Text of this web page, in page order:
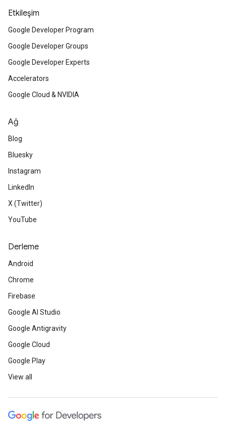
Etkileşim
Google Developer Program
Google Developer Groups
Google Developer Experts
Accelerators
Google Cloud & NVIDIA
Ağ
Blog
Bluesky
Instagram
LinkedIn
X (Twitter)
YouTube
Derleme
Android
Chrome
Firebase
Google AI Studio
Google Antigravity
Google Cloud
Google Play
View all